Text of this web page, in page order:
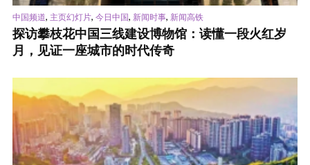
中国频道, 主页幻灯片, 今日中国, 新闻时事, 新闻高铁
探访攀枝花中国三线建设博物馆：读懂一段火红岁
月，见证一座城市的时代传奇